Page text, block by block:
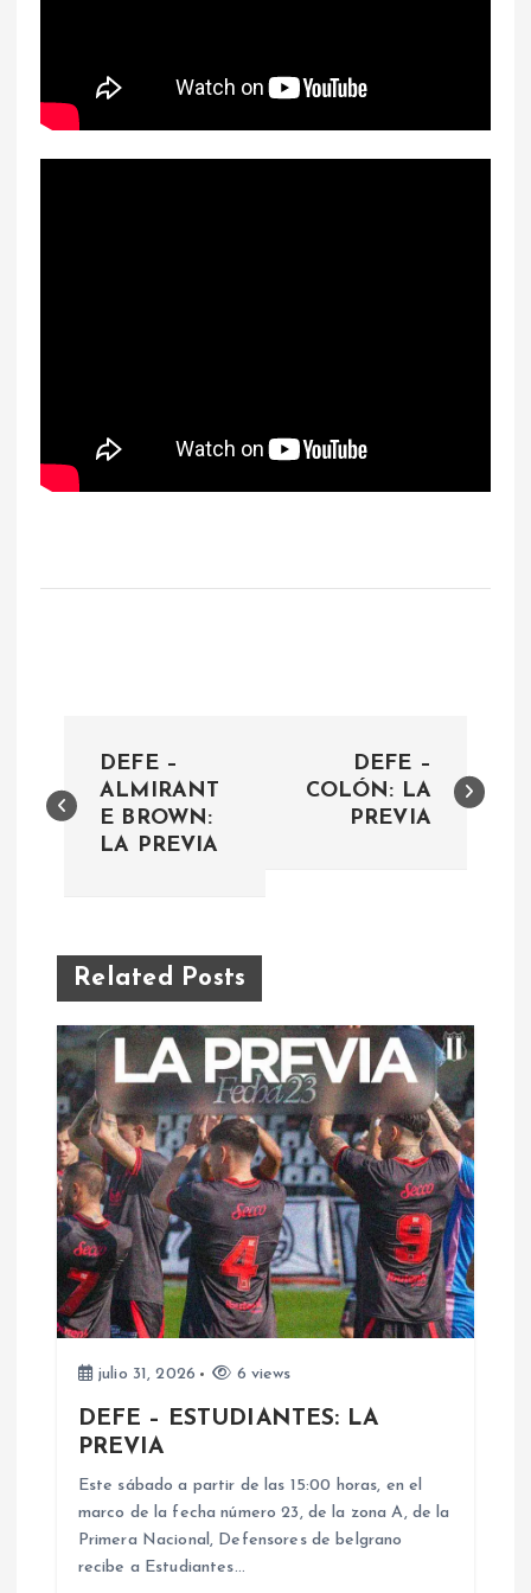
a
a
c
ó
n
d
DEFE –
ALMIRANT
E BROWN:
LA PREVIA
DEFE –
COLÓN: LA
PREVIA
Related Posts
julio 31, 2026 6 views
DEFE – ESTUDIANTES: LA
PREVIA
Este sábado a partir de las 15:00 horas, en el
marco de la fecha número 23, de la zona A, de la
Primera Nacional, Defensores de belgrano
recibe a Estudiantes…